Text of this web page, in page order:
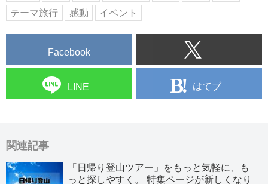
テーマ旅行
感動 イベント
Facebook
LINE はてブ
関連記事
「日帰り登山ツアー」をもっと気軽に、も
っと探しやすく。 特集ページが新しくなり